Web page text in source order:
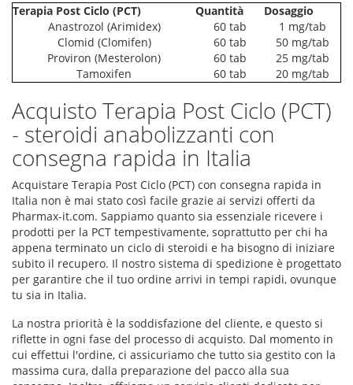
Terapia Post Ciclo (PCT)
Quantità
Dosaggio
Anastrozol (Arimidex)
60 tab
1 mg/tab
Clomid (Clomifen)
60 tab
50 mg/tab
Proviron (Mesterolon)
60 tab
25 mg/tab
Tamoxifen
60 tab 20 mg/tab
Acquisto Terapia Post Ciclo (PCT)
- steroidi anabolizzanti con
consegna rapida in Italia
Acquistare Terapia Post Ciclo (PCT) con consegna rapida in
Italia non è mai stato così facile grazie ai servizi offerti da
Pharmax-it.com. Sappiamo quanto sia essenziale ricevere i
prodotti per la PCT tempestivamente, soprattutto per chi ha
appena terminato un ciclo di steroidi e ha bisogno di iniziare
subito il recupero. Il nostro sistema di spedizione è progettato
per garantire che il tuo ordine arrivi in tempi rapidi, ovunque
tu sia in Italia.
La nostra priorità è la soddisfazione del cliente, e questo si
riflette in ogni fase del processo di acquisto. Dal momento in
cui effettui l'ordine, ci assicuriamo che tutto sia gestito con la
massima cura, dalla preparazione del pacco alla sua